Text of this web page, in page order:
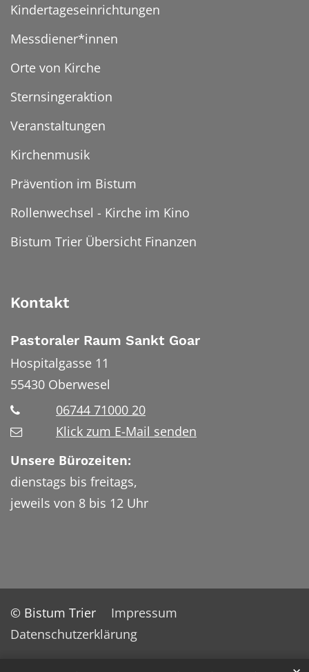
Kindertageseinrichtungen
Messdiener*innen
Orte von Kirche
Sternsingeraktion
Veranstaltungen
Kirchenmusik
Prävention im Bistum
Rollenwechsel - Kirche im Kino
Bistum Trier Übersicht Finanzen
Kontakt
Pastoraler Raum Sankt Goar
Hospitalgasse 11
55430 Oberwesel
06744 71000 20
Klick zum E-Mail senden
Unsere Bürozeiten:
dienstags bis freitags,
jeweils von 8 bis 12 Uhr
© Bistum Trier
Impressum
Datenschutzerklärung